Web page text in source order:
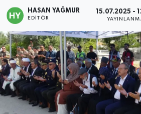
HASAN YAĞMUR
EDITÖR
15.07.2025 -
Magazin
Politika
Sağlık
Spor
Teknoloji
Haber Arşivi